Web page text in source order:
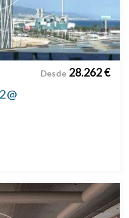
Desde 28.262 €